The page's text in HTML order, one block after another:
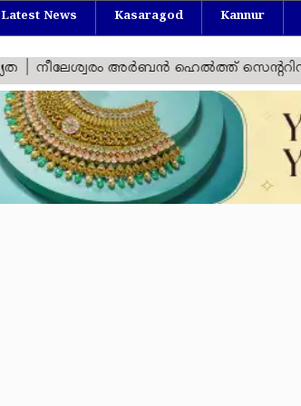
Latest News Kasaragod Kannur